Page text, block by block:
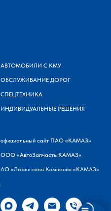
АВТОМОБИЛИ С КМУ
ОБСЛУЖИВАНИЕ ДОРОГ
СПЕЦТЕХНИКА
ИНДИВИДУАЛЬНЫЕ РЕШЕНИЯ
официальный сайт ПАО «КАМАЗ»
ООО «АвтоЗапчасть КАМАЗ»
АО «Лизинговая Компания «КАМАЗ»